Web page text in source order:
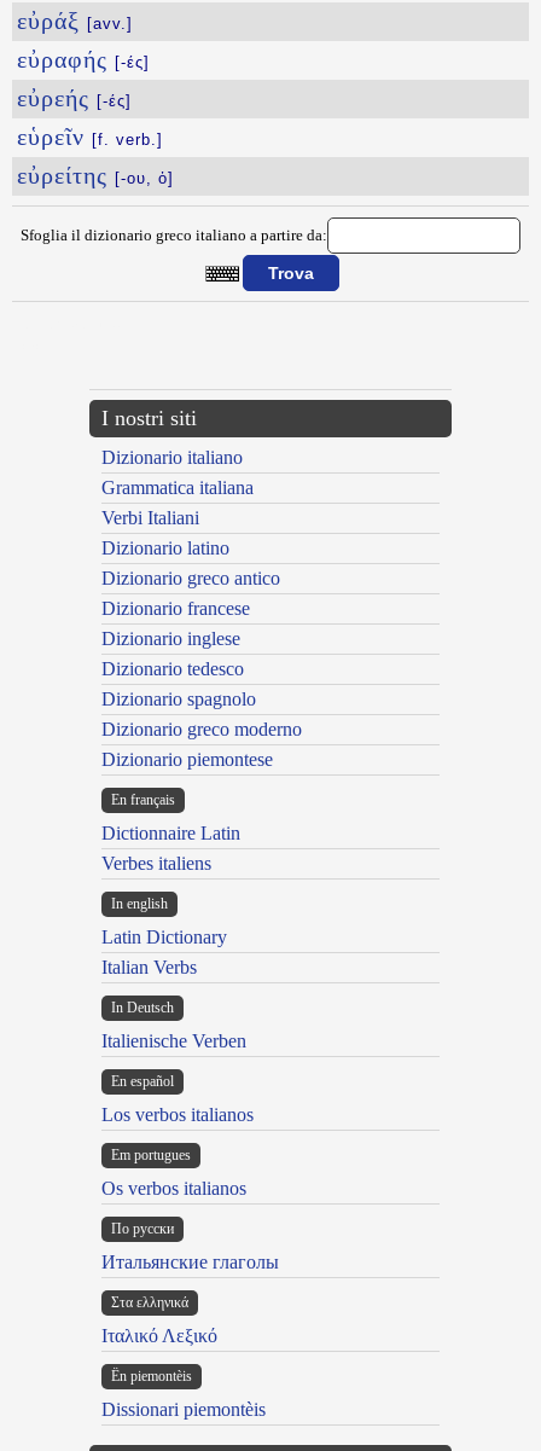
εὐράξ [avv.]
εὐραφής [-ές]
εὐρεής [-ές]
εὑρεῖν [f. verb.]
εὐρείτης [-ου, ὁ]
Sfoglia il dizionario greco italiano a partire da:
I nostri siti
Dizionario italiano
Grammatica italiana
Verbi Italiani
Dizionario latino
Dizionario greco antico
Dizionario francese
Dizionario inglese
Dizionario tedesco
Dizionario spagnolo
Dizionario greco moderno
Dizionario piemontese
En français
Dictionnaire Latin
Verbes italiens
In english
Latin Dictionary
Italian Verbs
In Deutsch
Italienische Verben
En español
Los verbos italianos
Em portugues
Os verbos italianos
По русски
Итальянские глаголы
Στα ελληνικά
Ιταλικό Λεξικό
Ën piemontèis
Dissionari piemontèis